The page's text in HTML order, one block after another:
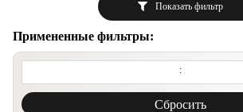
Показать фильтр
Примененные фильтры:
:
Cбросить